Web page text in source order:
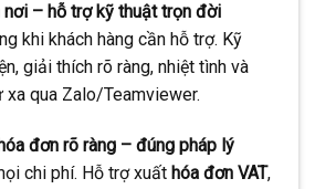
nơi – hỗ trợ kỹ thuật trọn đời
khi khách hàng cần hỗ trợ. Kỹ
giải thích rõ ràng, nhiệt tình và
qua Zalo/Teamviewer.
đơn rõ ràng – đúng pháp lý
chi phí. Hỗ trợ xuất hóa đơn VAT,